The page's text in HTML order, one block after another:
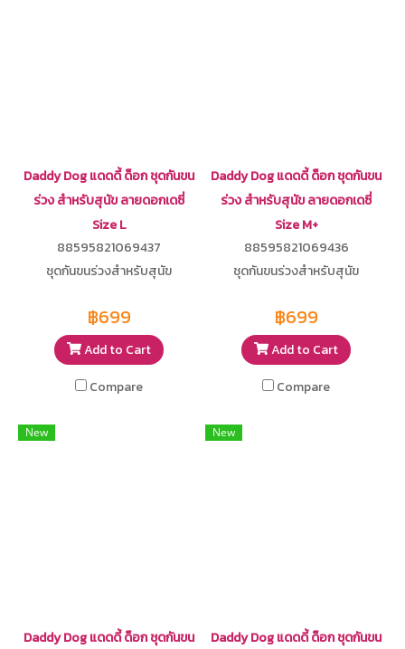
Daddy Dog แดดดี้ ด็อก ชุดกันขน
ร่วง สำหรับสุนัข ลายดอกเดซี่
Size L
88595821069437
ชุดกันขนร่วงสำหรับสุนัข
฿699
Add to Cart
Compare
Daddy Dog แดดดี้ ด็อก ชุดกันขน
ร่วง สำหรับสุนัข ลายดอกเดซี่
Size M+
88595821069436
ชุดกันขนร่วงสำหรับสุนัข
฿699
Add to Cart
Compare
New
Daddy Dog แดดดี้ ด็อก ชุดกันขน
New
Daddy Dog แดดดี้ ด็อก ชุดกันขน